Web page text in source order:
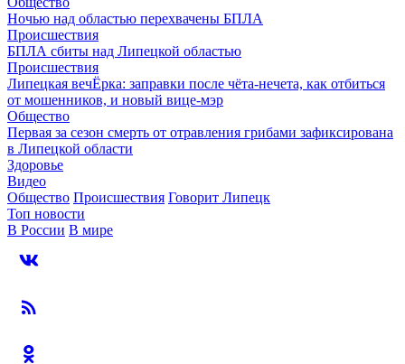
Ночью над областью перехвачены БПЛА
Происшествия
БПЛА сбиты над Липецкой областью
Происшествия
Липецкая вечЁрка: заправки после чёта-нечета, как отбиться
от мошенников, и новый вице-мэр
Общество
Первая за сезон смерть от отравления грибами зафиксирована
в Липецкой области
Здоровье
Видео
Общество Происшествия Говорит Липецк
Топ новости
В России В мире